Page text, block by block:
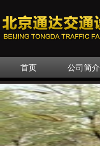
首页 公司简介